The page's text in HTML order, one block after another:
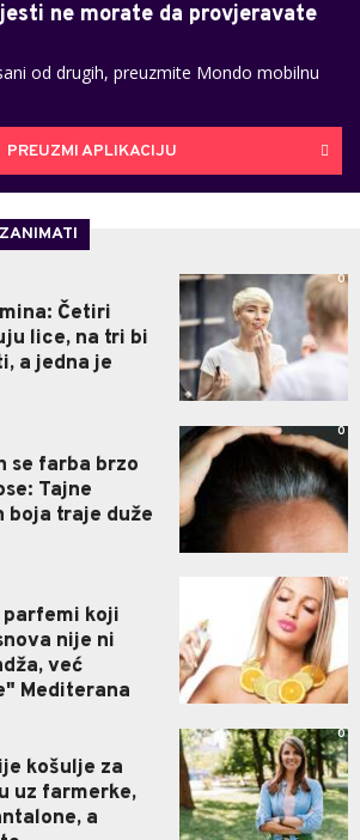
ne morate da provjeravate
od drugih, preuzmite Mondo mobilnu
PREUZMI APLIKACIJU
Četiri
lice, na tri bi
a jedna je
0
se farba brzo
Tajne
boja traje duže
0
koji
nije ni
već
Mediterana
0
košulje za
uz farmerke,
a
0